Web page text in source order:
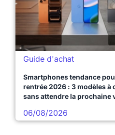
Guide d'achat
Smartphones tendance
rentrée 2026 : 3 modèles à
sans attendre la prochaine
06/08/2026